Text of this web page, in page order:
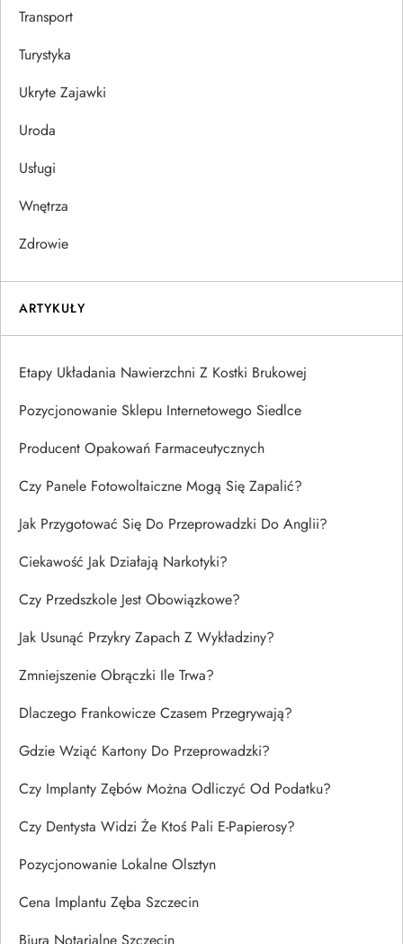
Transport
Turystyka
Ukryte Zajawki
Uroda
Usługi
Wnętrza
Zdrowie
ARTYKUŁY
Etapy Układania Nawierzchni Z Kostki Brukowej
Pozycjonowanie Sklepu Internetowego Siedlce
Producent Opakowań Farmaceutycznych
Czy Panele Fotowoltaiczne Mogą Się Zapalić?
Jak Przygotować Się Do Przeprowadzki Do Anglii?
Ciekawość Jak Działają Narkotyki?
Czy Przedszkole Jest Obowiązkowe?
Jak Usunąć Przykry Zapach Z Wykładziny?
Zmniejszenie Obrączki Ile Trwa?
Dlaczego Frankowicze Czasem Przegrywają?
Gdzie Wziąć Kartony Do Przeprowadzki?
Czy Implanty Zębów Można Odliczyć Od Podatku?
Czy Dentysta Widzi Że Ktoś Pali E-Papierosy?
Pozycjonowanie Lokalne Olsztyn
Cena Implantu Zęba Szczecin
Biura Notarialne Szczecin